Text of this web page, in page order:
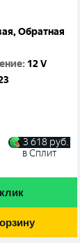
Обратная
: 12 V
3 618 руб.
в Сплит